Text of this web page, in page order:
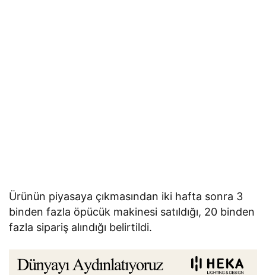
Ürünün piyasaya çıkmasından iki hafta sonra 3
binden fazla öpücük makinesi satıldığı, 20 binden
fazla sipariş alındığı belirtildi.